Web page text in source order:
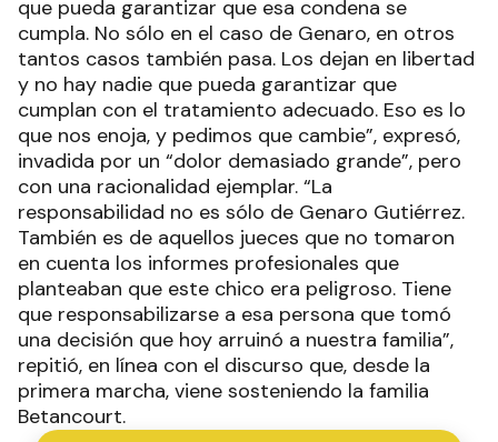
que pueda garantizar que esa condena se
cumpla. No sólo en el caso de Genaro, en otros
tantos casos también pasa. Los dejan en libertad
y no hay nadie que pueda garantizar que
cumplan con el tratamiento adecuado. Eso es lo
que nos enoja, y pedimos que cambie”, expresó,
invadida por un “dolor demasiado grande”, pero
con una racionalidad ejemplar. “La
responsabilidad no es sólo de Genaro Gutiérrez.
También es de aquellos jueces que no tomaron
en cuenta los informes profesionales que
planteaban que este chico era peligroso. Tiene
que responsabilizarse a esa persona que tomó
una decisión que hoy arruinó a nuestra familia”,
repitió, en línea con el discurso que, desde la
primera marcha, viene sosteniendo la familia
Betancourt.